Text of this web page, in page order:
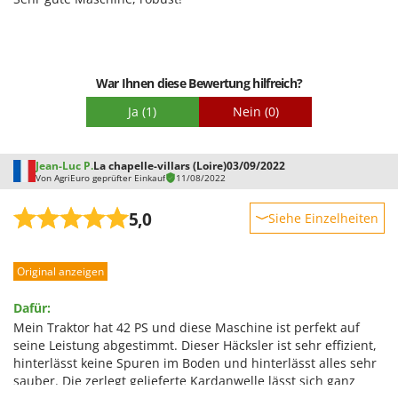
Spiralmac
Sunseeker
T
Tecla
Tellarini Pompe
Telwin
Tenco
Tineco
Titania
War Ihnen diese Bewertung hilfreich?
Ja (1) Nein (0)
Jean-Luc P.La chapelle-villars (Loire)03/09/2022
Von AgriEuro geprüfter Einkauf 11/08/2022
5,0 Siehe Einzelheiten
Leistung
Qualität / Preis
Schwierigkeitsgrad Zusammenbau
Verpackung
Original anzeigen
Dafür:
Mein Traktor hat 42 PS und diese Maschine ist perfekt auf
seine Leistung abgestimmt. Dieser Häcksler ist sehr effizient,
hinterlässt keine Spuren im Boden und hinterlässt alles sehr
sauber. Die zerlegt gelieferte Kardanwelle lässt sich ganz